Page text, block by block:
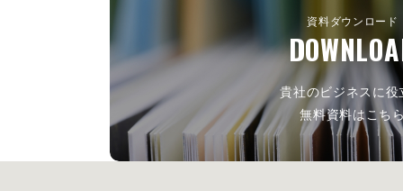
資料ダウンロード
貴社のビジネスに役
無料資料はこち